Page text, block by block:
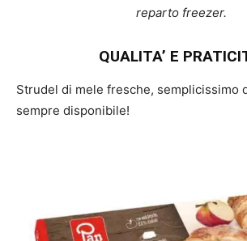
reparto freezer.
QUALITA’ E
Strudel di mele fresche, semplicissimo
sempre disponibile!